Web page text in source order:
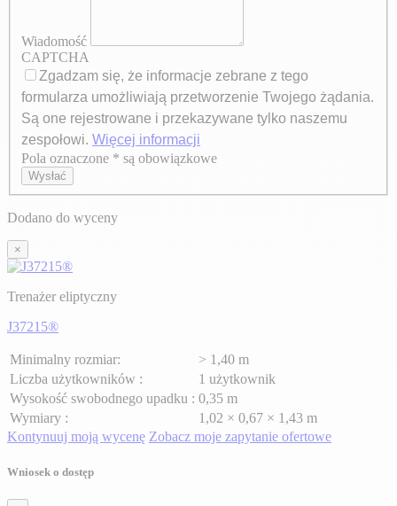
Wiadomość
CAPTCHA
Zgadzam się, że informacje zebrane z tego
formularza umożliwiają przetworzenie Twojego żądania.
Są one rejestrowane i przekazywane tylko naszemu
zespołowi. Więcej informacji
Axeptio consent
Pola oznaczone * są obowiązkowe
Wysłać
Dodano do wyceny
×
Trenażer eliptyczny
J37215®
Minimalny rozmiar:
> 1,40 m
Liczba użytkowników :
1 użytkownik
Wysokość swobodnego upadku : 0,35 m
Wymiary :
1,02 × 0,67 × 1,43 m
Kontynuuj moją wycenę Zobacz moje zapytanie ofertowe
Wniosek o dostęp